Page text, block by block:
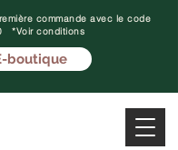
commande avec le code
*Voir conditions
boutique